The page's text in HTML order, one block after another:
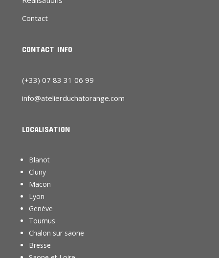
Contact
CONTACT INFO
(+33) 07 83 31 06 99
info@atelierduchatorange.com
LOCALISATION
Blanot
Cluny
Macon
Lyon
Genève
Tournus
Chalon sur saone
Bresse